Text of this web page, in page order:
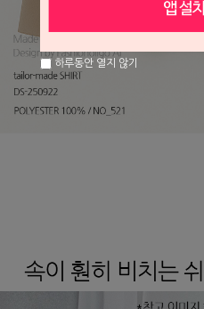
하루동안 열지 않기